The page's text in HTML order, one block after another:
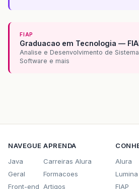
FIAP
Graduacao em Tecnologia —
Analise e Desenvolvimento de
Software e mais
NAVEGUE
Java
Geral
Front-end
APRENDA
Carreiras Alura
Formacoes
Artigos
Alura
Lumina
FIAP